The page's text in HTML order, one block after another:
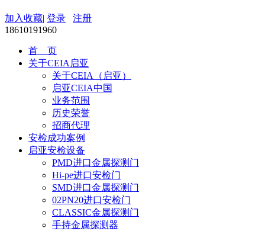
加入收藏| 登录
注册
18610191960
首 页
关于CEIA启亚
关于CEIA（启亚）
启亚CEIA中国
业务范围
历史荣誉
招商代理
安检成功案例
启亚安检设备
PMD进口金属探测门
Hi-pe进口安检门
SMD进口金属探测门
02PN20进口安检门
CLASSIC金属探测门
手持金属探测器